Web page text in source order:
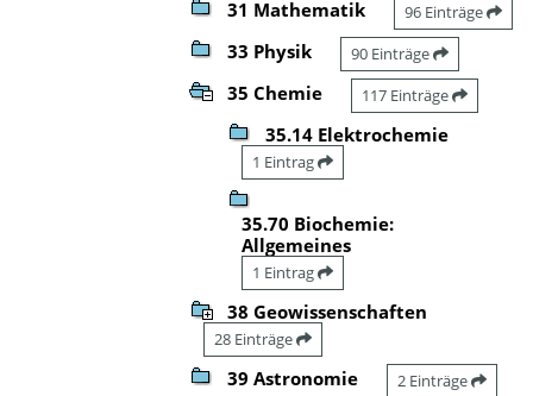
31 Mathematik 96 Einträge
33 Physik 90 Einträge
35 Chemie 117 Einträge
35.14 Elektrochemie
1 Eintrag
35.70 Biochemie:
Allgemeines
1 Eintrag
38 Geowissenschaften
28 Einträge
39 Astronomie 2 Einträge